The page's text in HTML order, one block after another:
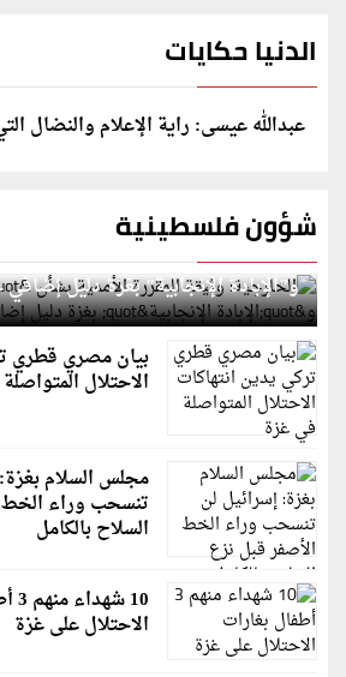
الدنيا حكايات
عبدالله عيسى: راية الإعلام والنضال
شؤون فلسطينية
الخارجية: وثيقة المقررة الأممية بشأن
و"الإبادة الإنجابية" بغزة دليل إضافي
بيان مصري قطري
الاحتلال
مجلس السلام
تنسحب وراء الخط
السلاح بالكامل
الاحتلال على غزة